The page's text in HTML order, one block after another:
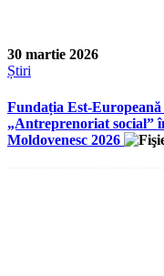
30 martie 2026
Știri
Fundația Est-
„Antreprenoriat social”
Moldovenesc 2026